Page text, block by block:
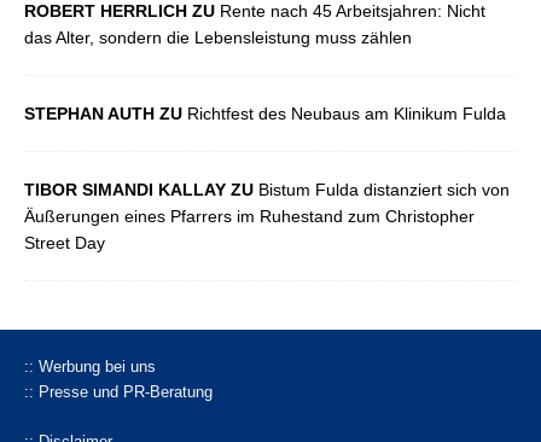
ROBERT HERRLICH ZU Rente nach 45 Arbeitsjahren: Nicht
das Alter, sondern die Lebensleistung muss zählen
STEPHAN AUTH ZU Richtfest des Neubaus am Klinikum Fulda
TIBOR SIMANDI KALLAY ZU Bistum Fulda distanziert sich von
Äußerungen eines Pfarrers im Ruhestand zum Christopher
Street Day
:: Werbung bei uns
:: Presse und PR-Beratung